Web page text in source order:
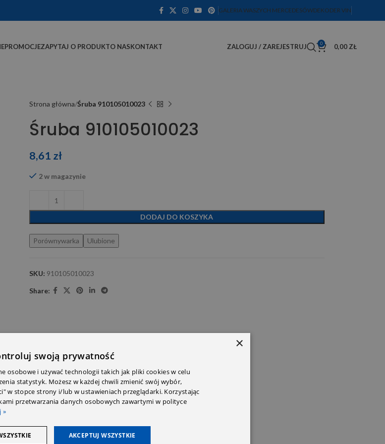
GALERIA WASZYCH MERCEDESÓWDEKODER VIN
PROMOCJEZAPYTAJ O PRODUKTO NASKONTAKT ZALOGUJ / ZAREJESTRUJ 0 0,00 ZŁ
Strona główna Śruba 910105010023
Śruba 910105010023
8,61 zł
2 w magazynie
DODAJ DO KOSZYKA
Porównywarka Ulubione
SKU: 910105010023
Share:
×
swoją prywatność
osobowe i używać technologii takich jak pliki cookies w celu
statystyk. Możesz w każdej chwili zmienić swój wybór,
w stopce strony i/lub w ustawieniach przeglądarki. Korzystając
przetwarzania danych osobowych zawartymi w polityce
»
AKCEPTUJ WSZYSTKIE